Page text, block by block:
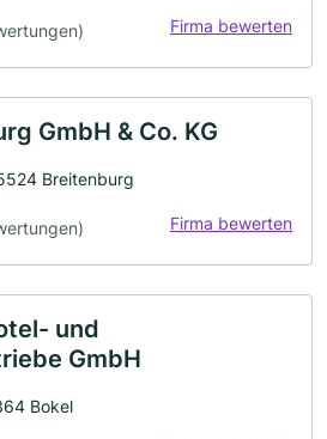
Firma bewerten
GmbH & Co. KG
Breitenburg
Firma bewerten
und
GmbH
Bokel